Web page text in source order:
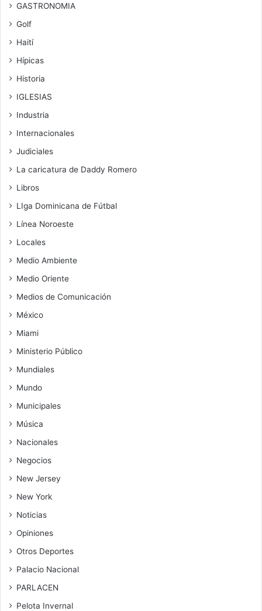
GASTRONOMIA
Golf
Haití
Hípicas
Historia
IGLESIAS
Industria
Internacionales
Judiciales
La caricatura de Daddy Romero
Libros
LIga Dominicana de Fútbal
Línea Noroeste
Locales
Medio Ambiente
Medio Oriente
Medios de Comunicación
México
Miami
Ministerio Público
Mundiales
Mundo
Municipales
Música
Nacionales
Negocios
New Jersey
New York
Noticias
Opiniones
Otros Deportes
Palacio Nacional
PARLACEN
Pelota Invernal